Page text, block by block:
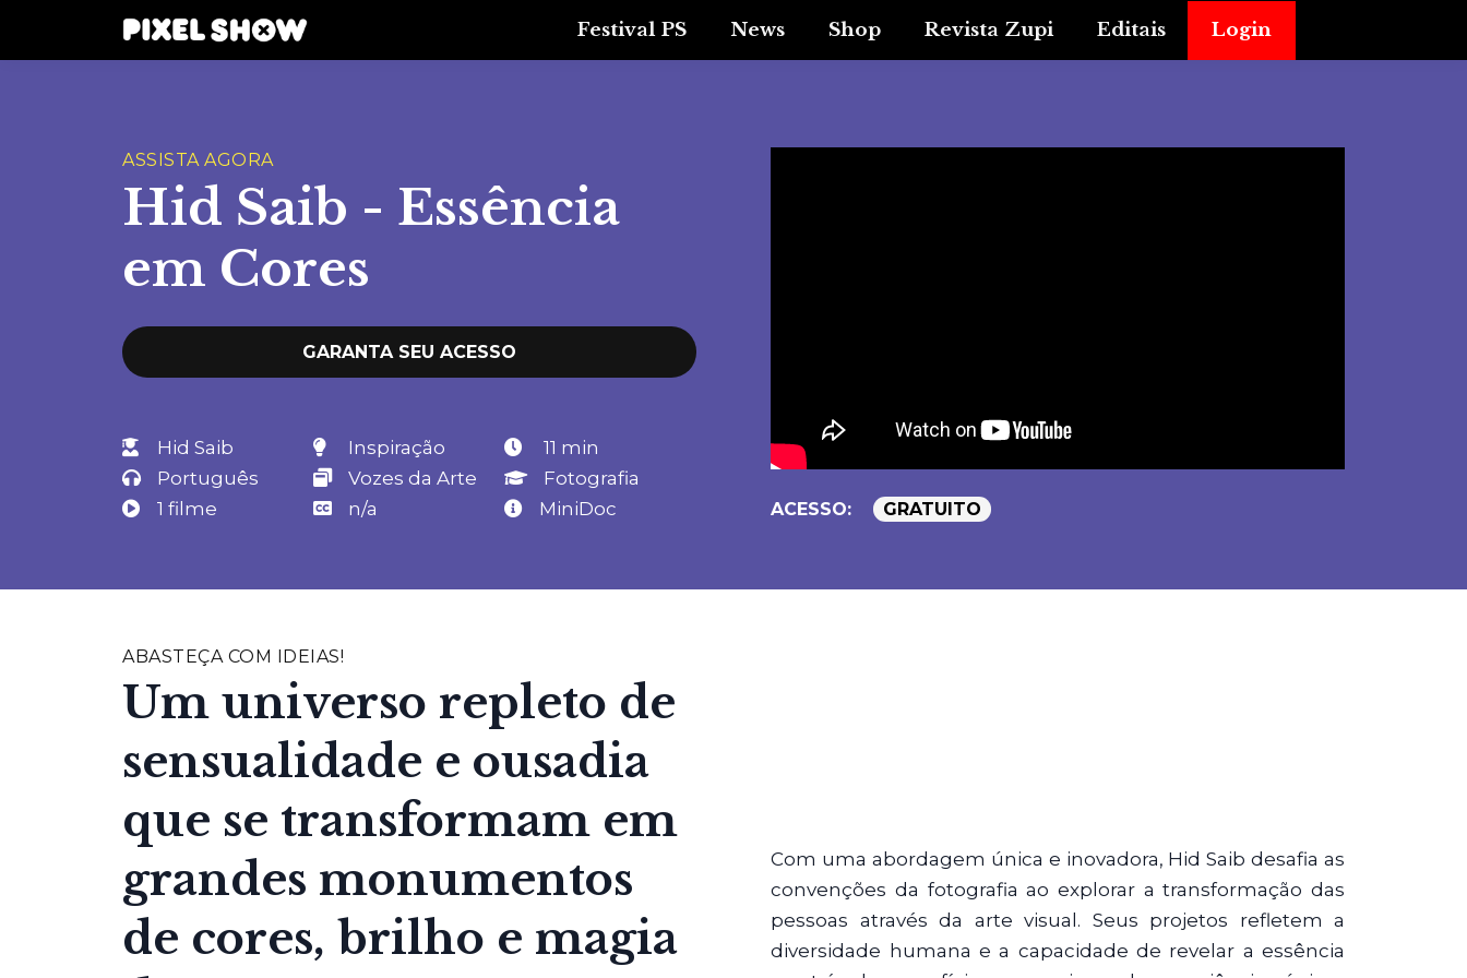
Festival PS News Shop Revista Zupi Editais Login
ASSISTA AGORA
Hid Saib - Essência
em Cores
GARANTA SEU ACESSO
Hid Saib Inspiração
11 min
Português
Vozes da Arte
Fotografia
1 filme
n/a MiniDoc ACESSO: GRATUITO
ABASTEÇA COM IDEIAS!
Um universo repleto de
sensualidade e ousadia
que se transformam em
grandes monumentos
de cores, brilho e magia
Com uma abordagem única e inovadora, Hid Saib desafia as
convenções da fotografia ao explorar a transformação das
pessoas através da arte visual. Seus projetos refletem a
diversidade humana e a capacidade de revelar a essência